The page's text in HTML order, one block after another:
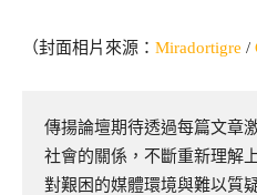
（封面相片來源： Miradortigre /
傳揚論壇期待透過每篇文章
社會的關係，不斷重新理解
對艱困的媒體環境與難以質